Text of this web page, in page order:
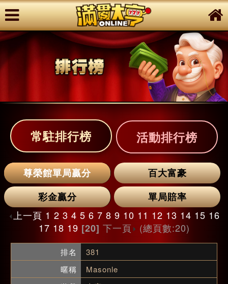
常駐排行榜 活動排行榜
尊榮館單局贏分
百大富豪
彩金贏分
單局賠率
上一頁 1 2 3 4 5 6 7 8 9 10 11 12 13 14 15 16
17 18 19 [20] 下一頁 (總頁數:20)
381
Masonle